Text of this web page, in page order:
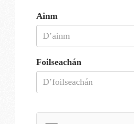
Ainm
Foilseachán